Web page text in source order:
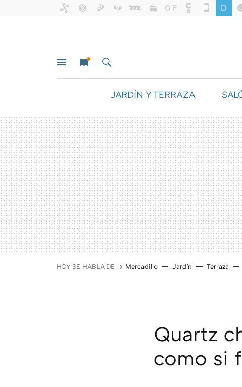
JARDÍN Y TERRAZA
HOY SE HABLA DE Mercadillo Jardín Terraza
Quartz
como si